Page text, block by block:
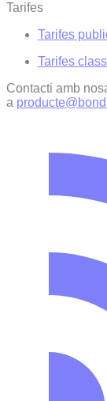
Tarifes
Tarifes
Tarifes
Contacti amb
a